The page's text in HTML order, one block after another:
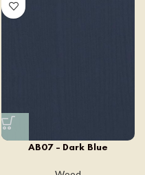
AB07 – Dark Blue